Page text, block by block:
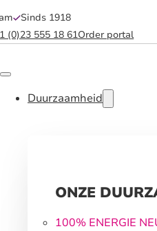
Sinds 1918
(0)23 555 18 61Order portal
Duurzaamheid
ONZE
100% ENERGIE